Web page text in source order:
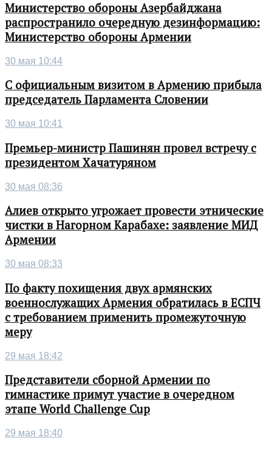
Министерство обороны Азербайджана
распространило очередную дезинформацию:
Министерство обороны Армении
30 мая 10:44
С официальным визитом в Армению прибыла
председатель Парламента Словении
30 мая 10:41
Премьер-министр Пашинян провел встречу с
президентом Хачатуряном
30 мая 08:36
Алиев открыто угрожает провести этнические
чистки в Нагорном Карабахе: заявление МИД
Армении
30 мая 08:33
По факту похищения двух армянских
военнослужащих Армения обратилась в ЕСПЧ
с требованием применить промежуточную
меру
29 мая 18:42
Представители сборной Армении по
гимнастике примут участие в очередном
этапе World Challenge Cup
29 мая 18:40